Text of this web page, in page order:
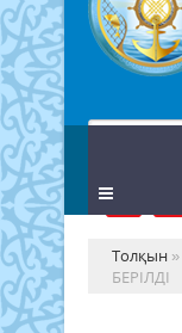
Толқын »
БЕРІЛДІ